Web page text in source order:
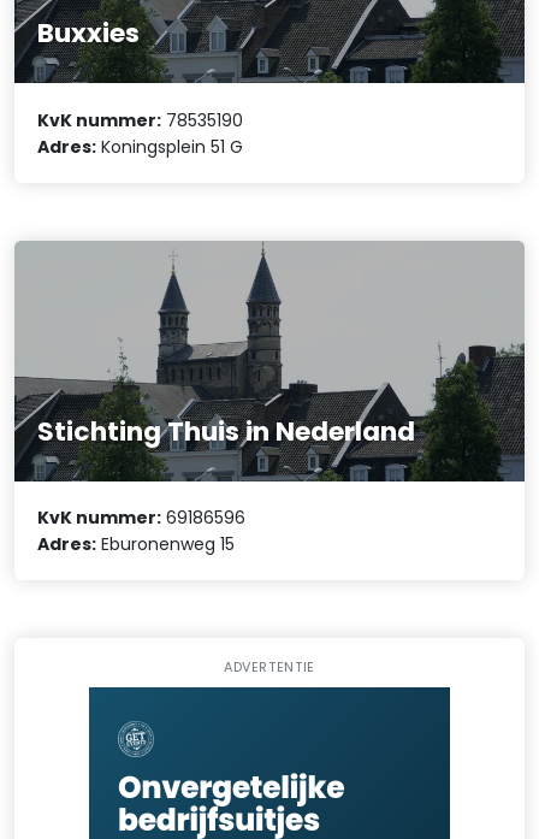
Buxxies
KvK nummer: 78535190
Adres: Koningsplein 51 G
Stichting Thuis in Nederland
KvK nummer: 69186596
Adres: Eburonenweg 15
ADVERTENTIE